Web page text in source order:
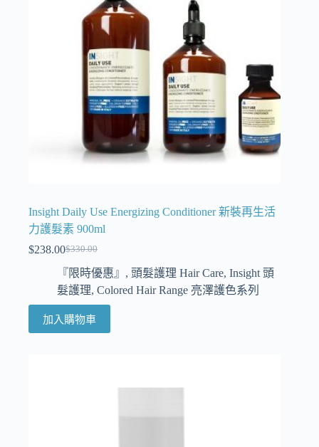
Insight Daily Use Energizing Conditioner 新裝再生活
力護髮素 900ml
$330.00
$238.00
『限時優惠』 , 頭髮護理 Hair Care, Insight 頭
髮護理, Colored Hair Range 亮澤護色系列
加入購物車